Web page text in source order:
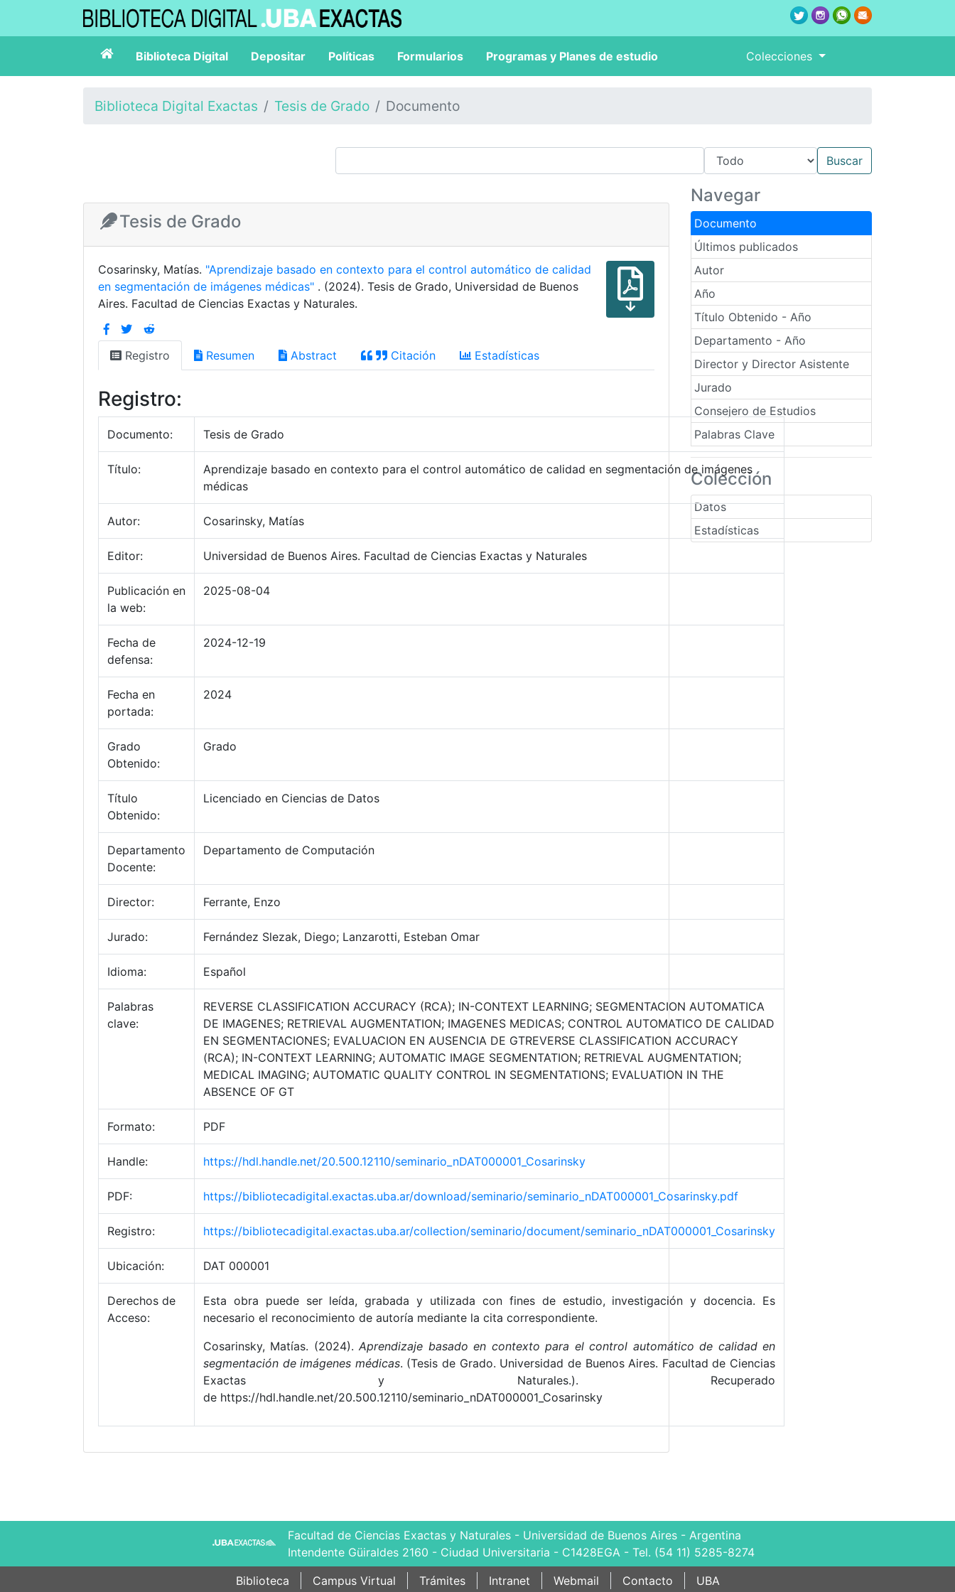
Biblioteca Digital Depositar Políticas Formularios Programas y Planes de estudio Colecciones
Biblioteca Digital Exactas Tesis de Grado Documento
Navegar
Documento
Últimos publicados
Autor
Año
Título Obtenido - Año
Departamento - Año
Director y Director Asistente
Jurado
Consejero de Estudios
Palabras Clave
Colección
Datos
Estadísticas
Tesis de Grado
Cosarinsky, Matías. "Aprendizaje basado en contexto para el control automático de calidad
en segmentación de imágenes médicas" . (2024). Tesis de Grado, Universidad de Buenos
Aires. Facultad de Ciencias Exactas y Naturales.
Registro Resumen Abstract Citación Estadísticas
Registro:
Documento: Tesis de Grado
Título:
Aprendizaje basado en contexto para el control automático de calidad en segmentación de imágenes
médicas
Autor: Cosarinsky, Matías
Editor: Universidad de Buenos Aires. Facultad de Ciencias Exactas y Naturales
Publicación en
la web:
2025-08-04
Fecha de
defensa:
2024-12-19
Fecha en
portada:
2024
Grado
Obtenido:
Grado
Título
Obtenido:
Licenciado en Ciencias de Datos
Departamento
Docente:
Departamento de Computación
Director: Ferrante, Enzo
Jurado: Fernández Slezak, Diego; Lanzarotti, Esteban Omar
Idioma: Español
Palabras
clave:
REVERSE CLASSIFICATION ACCURACY (RCA); IN-CONTEXT LEARNING; SEGMENTACION AUTOMATICA
DE IMAGENES; RETRIEVAL AUGMENTATION; IMAGENES MEDICAS; CONTROL AUTOMATICO DE CALIDAD
EN SEGMENTACIONES; EVALUACION EN AUSENCIA DE GTREVERSE CLASSIFICATION ACCURACY
(RCA); IN-CONTEXT LEARNING; AUTOMATIC IMAGE SEGMENTATION; RETRIEVAL AUGMENTATION;
MEDICAL IMAGING; AUTOMATIC QUALITY CONTROL IN SEGMENTATIONS; EVALUATION IN THE
ABSENCE OF GT
Formato: PDF
Handle: https://hdl.handle.net/20.500.12110/seminario_nDAT000001_Cosarinsky
PDF: https://bibliotecadigital.exactas.uba.ar/download/seminario/seminario_nDAT000001_Cosarinsky.pdf
Registro: https://bibliotecadigital.exactas.uba.ar/collection/seminario/document/seminario_nDAT000001_Cosarinsky
Ubicación: DAT 000001
Derechos de
Acceso:
Esta obra puede ser leída, grabada y utilizada con fines de estudio, investigación y docencia. Es
necesario el reconocimiento de autoría mediante la cita correspondiente.
Cosarinsky, Matías. (2024).Aprendizaje basado en contexto para el control automático de calidad en
segmentación de imágenes médicas. (Tesis de Grado. Universidad de Buenos Aires. Facultad de Ciencias
Exactas y Naturales.). Recuperado
de https://hdl.handle.net/20.500.12110/seminario_nDAT000001_Cosarinsky
Facultad de Ciencias Exactas y Naturales - Universidad de Buenos Aires - Argentina
Intendente Güiraldes 2160 - Ciudad Universitaria - C1428EGA - Tel. (54 11) 5285-8274
Biblioteca
Campus Virtual Trámites Intranet Webmail Contacto UBA